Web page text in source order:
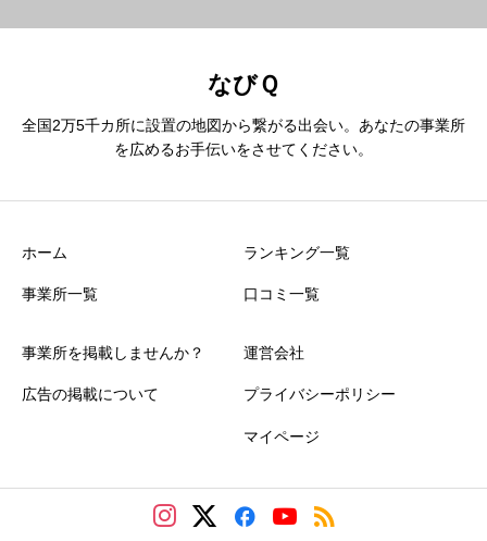
なびＱ
全国2万5千カ所に設置の地図から繋がる出会い。あなたの事業所
を広めるお手伝いをさせてください。
ホーム
事業所一覧
ランキング一覧
口コミ一覧
事業所を掲載しませんか？
広告の掲載について
運営会社
プライバシーポリシー
マイページ